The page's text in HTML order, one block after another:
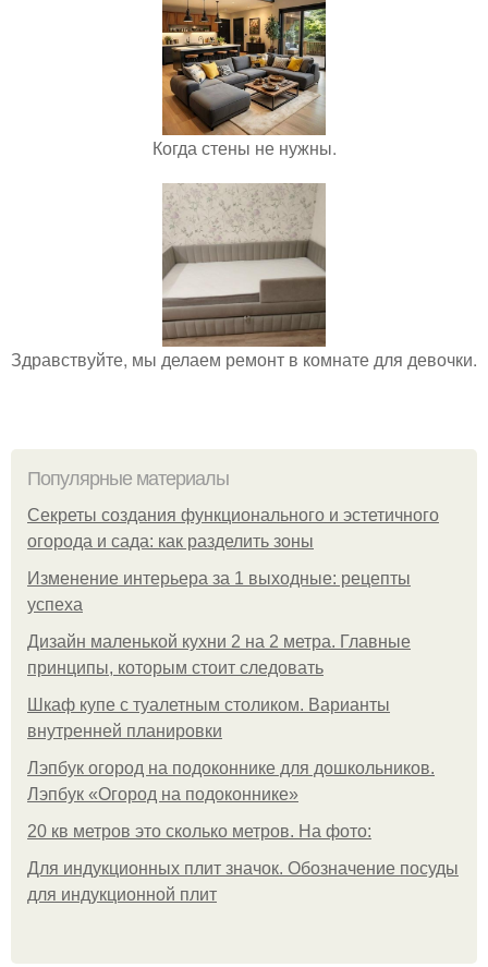
Когда стены не нужны.
Здравствуйте, мы делаем ремонт в комнате для девочки.
Популярные материалы
Секреты создания функционального и эстетичного
огорода и сада: как разделить зоны
Изменение интерьера за 1 выходные: рецепты
успеха
Дизайн маленькой кухни 2 на 2 метра. Главные
принципы, которым стоит следовать
Шкаф купе с туалетным столиком. Варианты
внутренней планировки
Лэпбук огород на подоконнике для дошкольников.
Лэпбук «Огород на подоконнике»
20 кв метров это сколько метров. На фото:
Для индукционных плит значок. Обозначение посуды
для индукционной плит